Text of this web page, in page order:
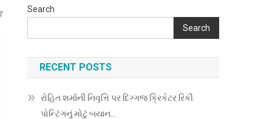
Search
Search
RECENT POSTS
રોહિત શર્માની નિવૃત્તિ પર દિગ્ગજ ક્રિકેટર રિકી
પોન્ટિંગનું મોટું બયાન…